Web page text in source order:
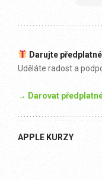
Darujte
Uděláte radost a
→ Darovat
APPLE KURZY